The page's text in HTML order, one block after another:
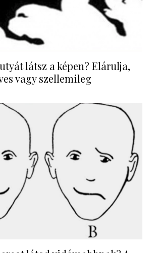
látsz a képen? Elárulja,
vagy szellemileg